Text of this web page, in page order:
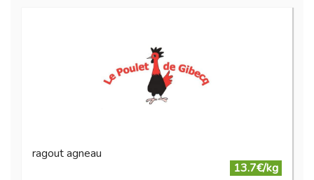
ragout agneau
13.7€/kg